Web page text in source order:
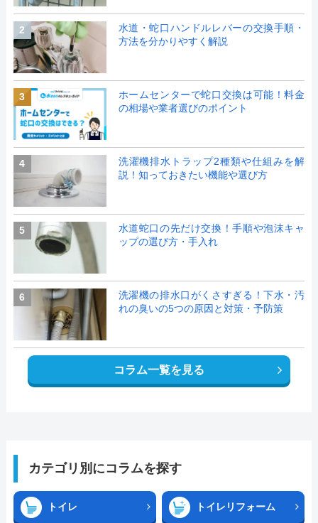
2
水道・蛇口ハンドルレバーの交換手順・
方法を分かりやすく解説
3
ホームセンターで蛇口交換は可能！料金
の相場や業者選びのポイント
4
洗濯機排水トラップ2種類や仕組みを解
説！知っておきたい機能や選び方
5
水道蛇口の先だけ交換！手順や泡沫キャ
ップの選び方・手入れ
6
洗濯機の排水口がくさすぎる！下水・汚
れの臭いの5つの原因と対策・予防策
コラム一覧を見る
カテゴリ別にコラムを探す
トイレ トイレリフォーム